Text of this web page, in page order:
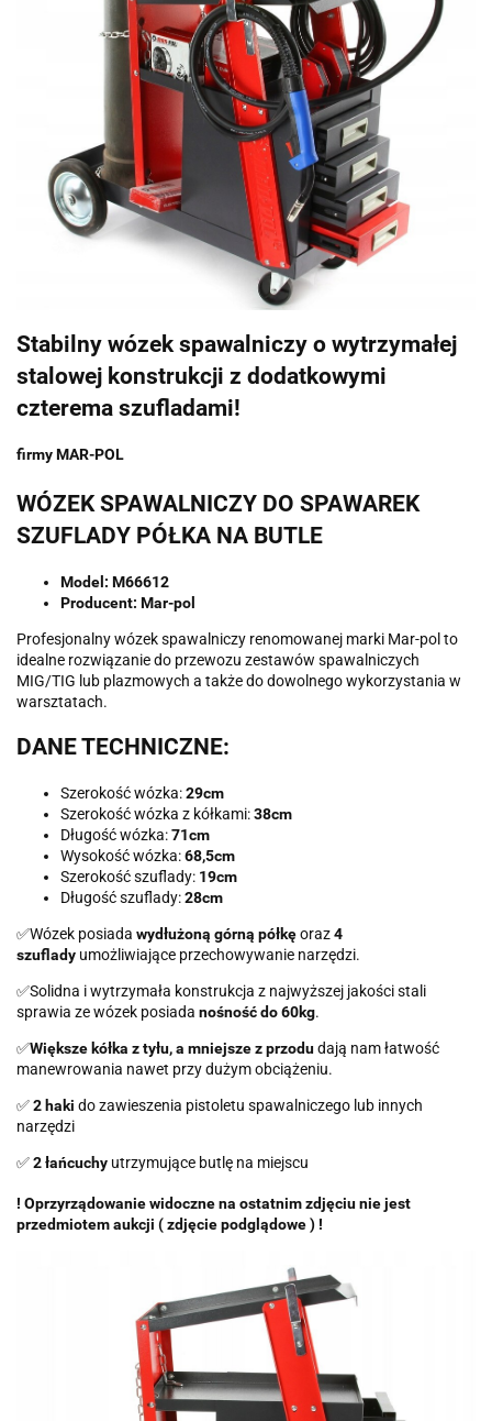
Stabilny wózek spawalniczy o wytrzymałej
stalowej konstrukcji z dodatkowymi
czterema szufladami!
firmy MAR-POL
WÓZEK SPAWALNICZY DO SPAWAREK
SZUFLADY PÓŁKA NA BUTLE
Model: M66612
Producent: Mar-pol
Profesjonalny wózek spawalniczy renomowanej marki Mar-pol to
idealne rozwiązanie do przewozu zestawów spawalniczych
MIG/TIG lub plazmowych a także do dowolnego wykorzystania w
warsztatach.
DANE TECHNICZNE:
Szerokość wózka:29cm
Szerokość wózka z kółkami:38cm
Długość wózka:71cm
Wysokość wózka:68,5cm
Szerokość szuflady: 19cm
Długość szuflady:28cm
✅Wózek posiada wydłużoną górną półkęoraz4
szuflady umożliwiające przechowywanie narzędzi.
✅Solidna i wytrzymała konstrukcja z najwyższej jakości stali
sprawia ze wózek posiada nośność do 60kg.
✅Większe kółka z tyłu, a mniejsze z przodudają nam łatwość
manewrowania nawet przy dużym obciążeniu.
✅2 haki do zawieszenia pistoletu spawalniczego lub innych
narzędzi
✅2 łańcuchy utrzymujące butlę na miejscu
! Oprzyrządowanie widoczne na ostatnim zdjęciu nie jest
przedmiotem aukcji ( zdjęcie podglądowe ) !